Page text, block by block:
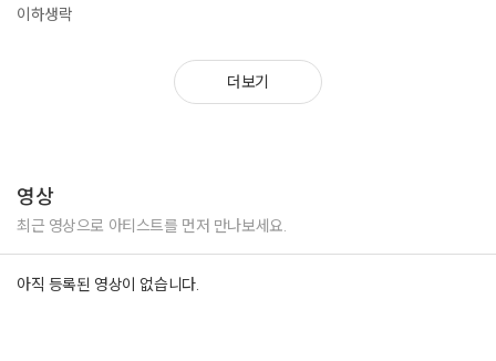
이하생락
더보기
영상
최근 영상으로 아티스트를 먼저 만나보세요.
아직 등록된 영상이 없습니다.